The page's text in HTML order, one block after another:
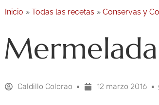
Inicio » Todas las recetas » Conservas y
Caldillo Colorao 12 marzo 2016